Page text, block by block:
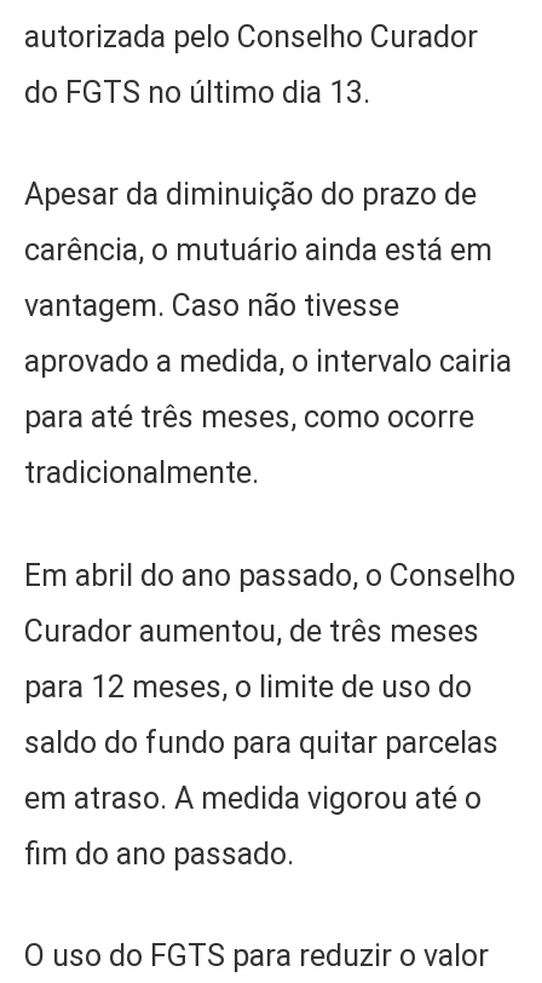
autorizada pelo Conselho Curador
do FGTS no último dia 13.
Apesar da diminuição do prazo de
carência, o mutuário ainda está em
vantagem. Caso não tivesse
aprovado a medida, o intervalo cairia
para até três meses, como ocorre
tradicionalmente.
Em abril do ano passado, o Conselho
Curador aumentou, de três meses
para 12 meses, o limite de uso do
saldo do fundo para quitar parcelas
em atraso. A medida vigorou até o
fim do ano passado.
O uso do FGTS para reduzir o valor